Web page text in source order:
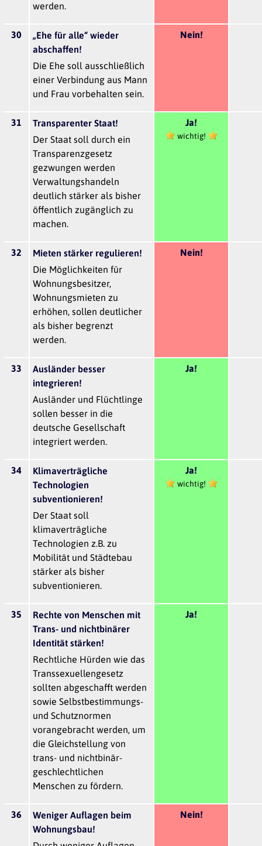
werden.
30
„Ehe für alle“ wieder
abschaffen!
Die Ehe soll ausschließlich
einer Verbindung aus Mann
und Frau vorbehalten sein.
Nein!
31
Transparenter Staat!
Der Staat soll durch ein
Transparenzgesetz
gezwungen werden
Verwaltungshandeln
deutlich stärker als bisher
öffentlich zugänglich zu
machen.
Ja!
wichtig!
32
Mieten stärker regulieren!
Die Möglichkeiten für
Wohnungsbesitzer,
Wohnungsmieten zu
erhöhen, sollen deutlicher
als bisher begrenzt
werden.
Nein!
33
Ausländer besser
integrieren!
Ausländer und Flüchtlinge
sollen besser in die
deutsche Gesellschaft
integriert werden.
Ja!
34
Klimaverträgliche
Technologien
subventionieren!
Der Staat soll
klimaverträgliche
Technologien z.B. zu
Mobilität und Städtebau
stärker als bisher
subventionieren.
Ja!
wichtig!
35
Rechte von Menschen mit
Trans- und nichtbinärer
Identität stärken!
Rechtliche Hürden wie das
Transsexuellengesetz
sollten abgeschafft werden
sowie Selbstbestimmungs-
und Schutznormen
vorangebracht werden, um
die Gleichstellung von
trans- und nichtbinär-
geschlechtlichen
Menschen zu fördern.
Ja!
36
Weniger Auflagen beim
Wohnungsbau!
Nein!